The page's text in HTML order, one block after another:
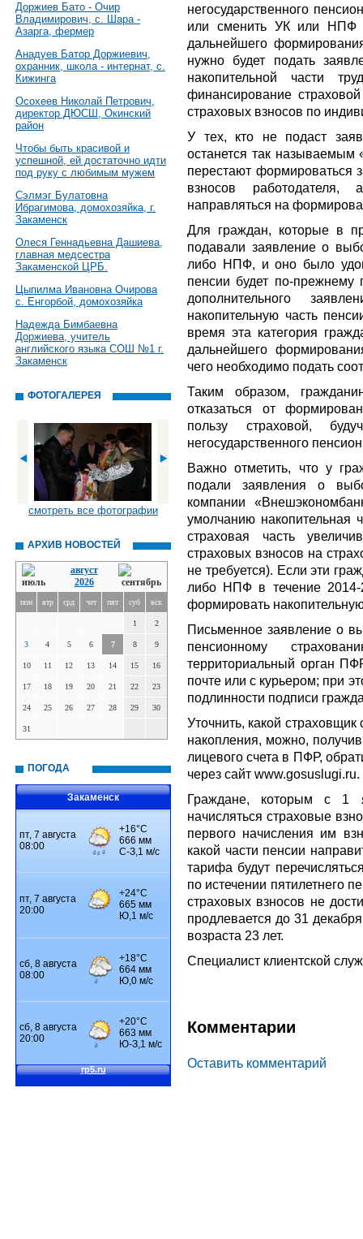
Доржиев Бато - Очир
Владимирович, с. Шара -
Азарга, фермер
Анадуев Батор Доржиевич,
охранник, школа - интернат, с.
Кижинга
Осохеев Николай Петрович,
директор ДЮСШ, Окинский
район
Чтобы быть красивой и
успешной, ей достаточно идти
под руку с любимым мужем
Сэлмэг Булатовна
Ибрагимова, домохозяйка, г.
Закаменск
Олеся Геннадьевна Дашиева,
главная медсестра
Закаменской ЦРБ.
Цыпилма Ивановна Очирова
с. Енгорбой, домохозяйка
Надежда Бимбаевна
Доржиева, учитель
английского языка СОШ №1 г.
Закаменск
ФОТОГАЛЕРЕЯ
смотреть все фотографии
АРХИВ НОВОСТЕЙ
август
2026
пон втр срд чет пят суб вск
1 2
3 4 5 6 7 8 9
10 11 12 13 14 15 16
17 18 19 20 21 22 23
24 25 26 27 28 29 30
31
ПОГОДА
Закаменск
негосударственного
или сменить УК или НПФ
дальнейшего
нужно будет подать
накопительной части
финансирование
страховых взносов по
У тех, кто не подаст
останется так называемым
перестают формироваться
взносов
направляться на
Для граждан, которые в
подавали заявление о
либо НПФ, и оно было
пенсии будет по-прежнему
дополнительного
накопительную часть
время эта категория
дальнейшего
чего необходимо подать
Таким образом,
отказаться от
пользу страховой,
негосударственного
Важно отметить, что у
подали заявления о
компании
умолчанию накопительная
страховая часть
страховых взносов на
не требуется). Если эти
либо НПФ в течение 2014-
формировать
Письменное заявление о
пенсионному
территориальный орган
почте или с курьером; при
подлинности подписи
Уточнить, какой
накопления, можно,
лицевого счета в ПФР,
через сайт www.gosuslugi.ru.
Граждане, которым с 1
начисляться страховые
первого начисления им
какой части пенсии
тарифа будут
по истечении пятилетнего
страховых взносов не
продлевается до 31
возраста 23 лет.
Специалист клиентской
Комментарии
Оставить комментарий